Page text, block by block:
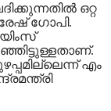
ഒറ്റ
ഗോപി.
എം